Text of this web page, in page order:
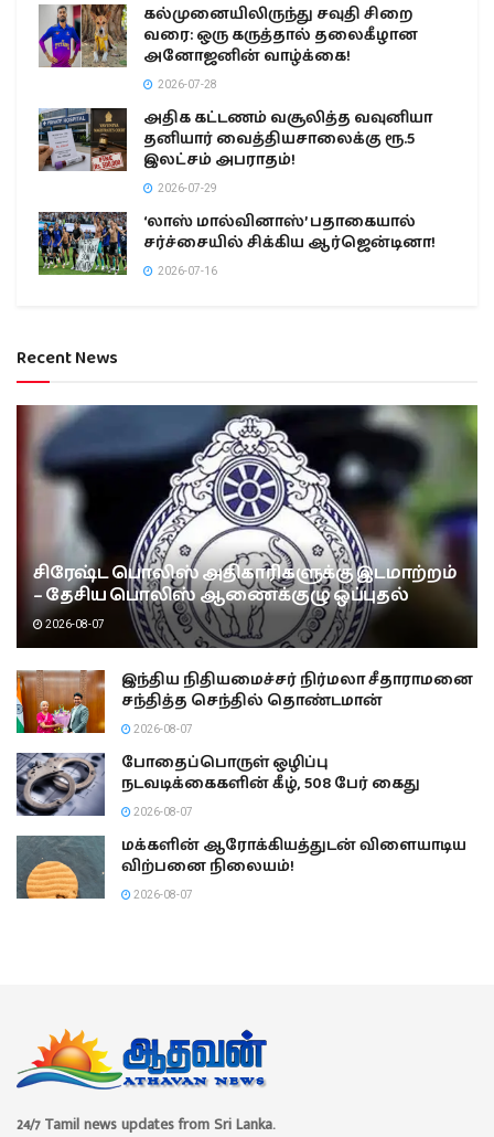
கல்முனையிலிருந்து சவுதி சிறை
வரை: ஒரு கருத்தால் தலைகீழான
அனோஜனின் வாழ்க்கை!
2026-07-28
அதிக கட்டணம் வசூலித்த வவுனியா
தனியார் வைத்தியசாலைக்கு ரூ.5
இலட்சம் அபராதம்!
2026-07-29
‘லாஸ் மால்வினாஸ்’ பதாகையால்
சர்ச்சையில் சிக்கிய ஆர்ஜென்டினா!
2026-07-16
Recent News
சிரேஷ்ட பொலிஸ் அதிகாரிகளுக்கு இடமாற்றம்
– தேசிய பொலிஸ் ஆணைக்குழு ஒப்புதல்
2026-08-07
இந்திய நிதியமைச்சர் நிர்மலா சீதாராமனை
சந்தித்த செந்தில் தொண்டமான்
2026-08-07
போதைப்பொருள் ஒழிப்பு
நடவடிக்கைகளின் கீழ், 508 பேர் கைது
2026-08-07
மக்களின் ஆரோக்கியத்துடன் விளையாடிய
விற்பனை நிலையம்!
2026-08-07
24/7 Tamil news updates from Sri Lanka.